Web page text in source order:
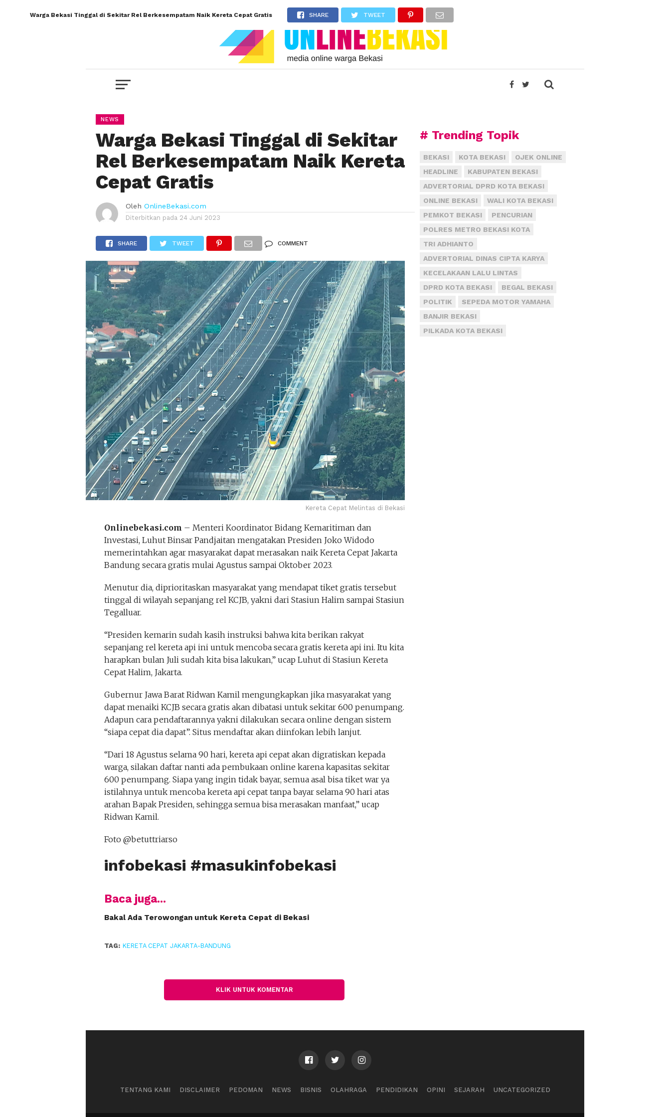
Warga Bekasi Tinggal di Sekitar Rel Berkesempatam Naik Kereta Cepat Gratis SHARE TWEET
NEWS
Warga Bekasi Tinggal di Sekitar
Rel Berkesempatam Naik Kereta
Cepat Gratis
Oleh OnlineBekasi.com
Diterbitkan pada 24 Juni 2023
SHARE TWEET COMMENT
Kereta Cepat Melintas di Bekasi
Onlinebekasi.com – Menteri Koordinator Bidang Kemaritiman dan
Investasi, Luhut Binsar Pandjaitan mengatakan Presiden Joko Widodo
memerintahkan agar masyarakat dapat merasakan naik Kereta Cepat Jakarta
Bandung secara gratis mulai Agustus sampai Oktober 2023.
Menutur dia, diprioritaskan masyarakat yang mendapat tiket gratis tersebut
tinggal di wilayah sepanjang rel KCJB, yakni dari Stasiun Halim sampai Stasiun
Tegalluar.
“Presiden kemarin sudah kasih instruksi bahwa kita berikan rakyat
sepanjang rel kereta api ini untuk mencoba secara gratis kereta api ini. Itu kita
harapkan bulan Juli sudah kita bisa lakukan,” ucap Luhut di Stasiun Kereta
Cepat Halim, Jakarta.
Gubernur Jawa Barat Ridwan Kamil mengungkapkan jika masyarakat yang
dapat menaiki KCJB secara gratis akan dibatasi untuk sekitar 600 penumpang.
Adapun cara pendaftarannya yakni dilakukan secara online dengan sistem
“siapa cepat dia dapat”. Situs mendaftar akan diinfokan lebih lanjut.
“Dari 18 Agustus selama 90 hari, kereta api cepat akan digratiskan kepada
warga, silakan daftar nanti ada pembukaan online karena kapasitas sekitar
600 penumpang. Siapa yang ingin tidak bayar, semua asal bisa tiket war ya
istilahnya untuk mencoba kereta api cepat tanpa bayar selama 90 hari atas
arahan Bapak Presiden, sehingga semua bisa merasakan manfaat,” ucap
Ridwan Kamil.
Foto @betuttriarso
infobekasi #masukinfobekasi
Baca juga...
Bakal Ada Terowongan untuk Kereta Cepat di Bekasi
TAG: KERETA CEPAT JAKARTA-BANDUNG
KLIK UNTUK KOMENTAR
# Trending Topik
BEKASI KOTA BEKASI
OJEK ONLINE
HEADLINE
KABUPATEN BEKASI
ADVERTORIAL DPRD KOTA BEKASI
ONLINE BEKASI
WALI KOTA BEKASI
PEMKOT BEKASI
PENCURIAN
POLRES METRO BEKASI KOTA
TRI ADHIANTO
ADVERTORIAL DINAS CIPTA KARYA
KECELAKAAN LALU LINTAS
DPRD KOTA BEKASI
BEGAL BEKASI
POLITIK
SEPEDA MOTOR YAMAHA
BANJIR BEKASI
PILKADA KOTA BEKASI
TENTANG KAMI DISCLAIMER PEDOMAN NEWS BISNIS OLAHRAGA PENDIDIKAN OPINI SEJARAH UNCATEGORIZED